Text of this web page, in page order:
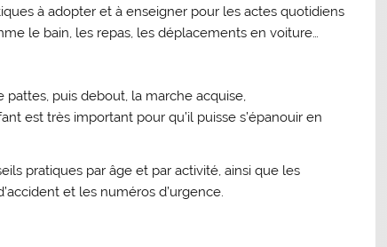
à adopter et à enseigner pour les actes quotidiens
le bain, les repas, les déplacements en voiture…
pattes, puis debout, la marche acquise,
est très important pour qu’il puisse s’épanouir en
pratiques par âge et par activité, ainsi que les
et les numéros d’urgence.